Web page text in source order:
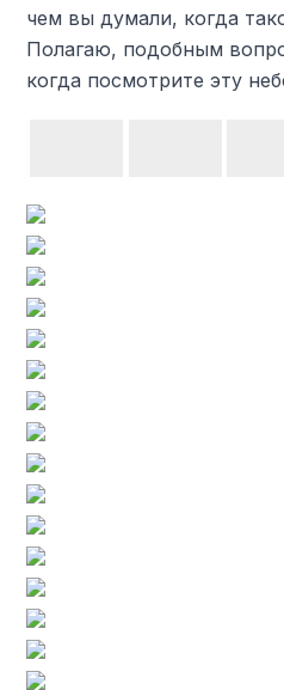
чем вы думали, когда
Полагаю, подобным
когда посмотрите эту